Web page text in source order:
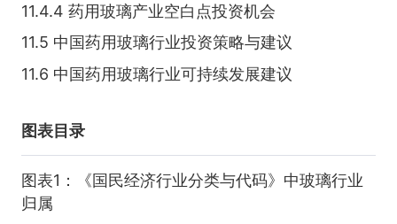
11.4.4 药用玻璃产业空白点投资机会
11.5 中国药用玻璃行业投资策略与建议
11.6 中国药用玻璃行业可持续发展建议
图表目录
图表1：《国民经济行业分类与代码》中玻璃行业
归属